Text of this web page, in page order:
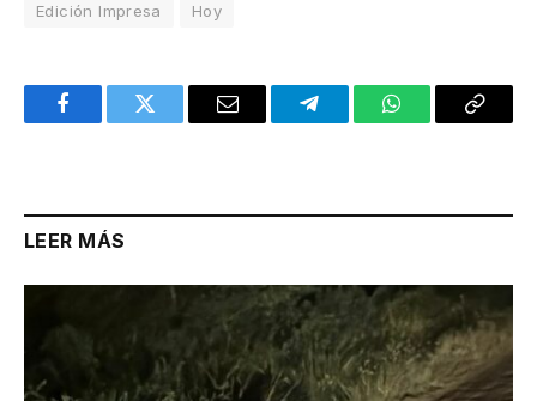
Edición Impresa Hoy
FacebookTwitter Email TelegramWhatsAppCopy
LEER MÁS